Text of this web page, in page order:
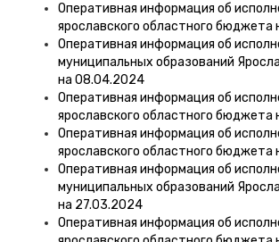
Оперативная информация об
ярославского областного бюджета
Оперативная информация об
муниципальных образований
на 08.04.2024
Оперативная информация об
ярославского областного
Оперативная информация об
ярославского областного бюджета
Оперативная информация об
муниципальных образований
на 27.03.2024
Оперативная информация об